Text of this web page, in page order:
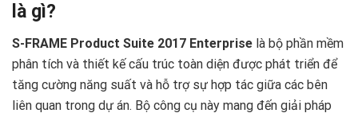
là gì?
S-FRAME Product Suite 2017 Enterprise là bộ phần mềm
phân tích và thiết kế cấu trúc toàn diện được phát triển để
tăng cường năng suất và hỗ trợ sự hợp tác giữa các bên
liên quan trong dự án. Bộ công cụ này mang đến giải pháp